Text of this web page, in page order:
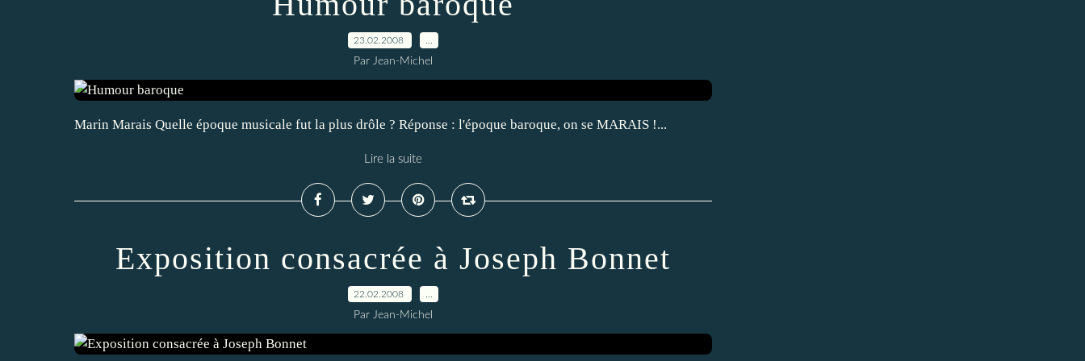
23.02.2008
Par Jean-Michel
Marin Marais Quelle époque musicale fut la plus drôle ? Réponse : l'époque baroque, on se MARAIS !...
Lire la suite
Exposition consacrée à Joseph Bonnet
22.02.2008
Par Jean-Michel